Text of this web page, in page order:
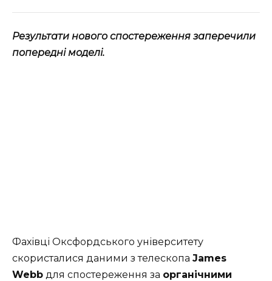
Результати нового спостереження заперечили
попередні моделі.
Фахівці Оксфордського університету
скористалися даними з телескопа James
Webb для спостереження за органічними